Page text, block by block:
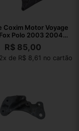
Coxim Motor Voyage
Polo 2003 2004 A
2021
R$85,00
de R$ 8,61 no cartão